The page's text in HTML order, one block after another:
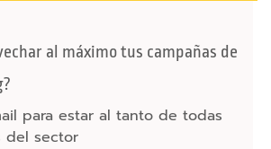
al máximo tus campañas de
para estar al tanto de todas
del sector